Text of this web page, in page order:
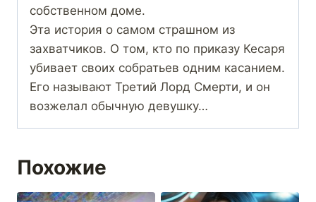
собственном доме.
Эта история о самом страшном из
захватчиков. О том, кто по приказу Кесаря
убивает своих собратьев одним касанием.
Его называют Третий Лорд Смерти, и он
возжелал обычную девушку…
Похожие